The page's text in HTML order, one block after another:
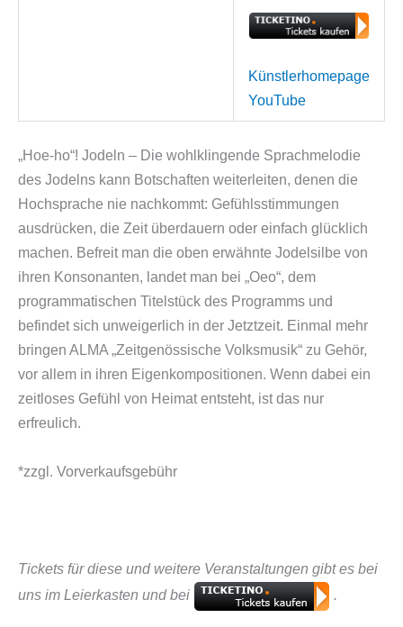
Künstlerhomepage
YouTube
„Hoe-ho“! Jodeln – Die wohlklingende Sprachmelodie
des Jodelns kann Botschaften weiterleiten, denen die
Hochsprache nie nachkommt: Gefühlsstimmungen
ausdrücken, die Zeit überdauern oder einfach glücklich
machen. Befreit man die oben erwähnte Jodelsilbe von
ihren Konsonanten, landet man bei „Oeo“, dem
programmatischen Titelstück des Programms und
befindet sich unweigerlich in der Jetztzeit. Einmal mehr
bringen ALMA „Zeitgenössische Volksmusik“ zu Gehör,
vor allem in ihren Eigenkompositionen. Wenn dabei ein
zeitloses Gefühl von Heimat entsteht, ist das nur
erfreulich.
*zzgl. Vorverkaufsgebühr
Tickets für diese und weitere Veranstaltungen gibt es bei
uns im Leierkasten und bei
.